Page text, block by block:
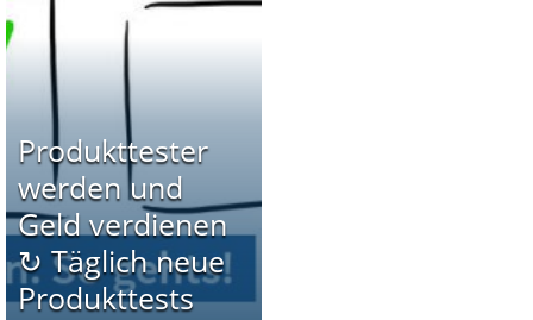
Produkttester
werden und
Geld verdienen
↻ Täglich neue
Produkttests